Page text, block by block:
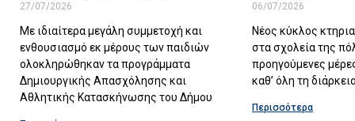
27/07/2026
Με ιδιαίτερα μεγάλη συμμετοχή και
ενθουσιασμό εκ μέρους των παιδιών
ολοκληρώθηκαν τα προγράμματα
Δημιουργικής Απασχόλησης και
Αθλητικής Κατασκήνωσης του Δήμου
06/07/2026
Νέος κύκλος
στα σχολεία της
προηγούμενες
καθ’ όλη τη
Περισσότερα